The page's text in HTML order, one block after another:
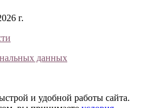
г.
данных
и удобной работы сайта.